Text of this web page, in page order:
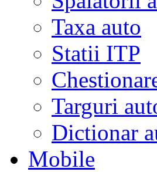
Taxa auto
Statii ITP
Targuri
Dictionar
Mobile